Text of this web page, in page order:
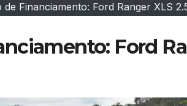
de Financiamento: Ford Ranger XLS
Ford